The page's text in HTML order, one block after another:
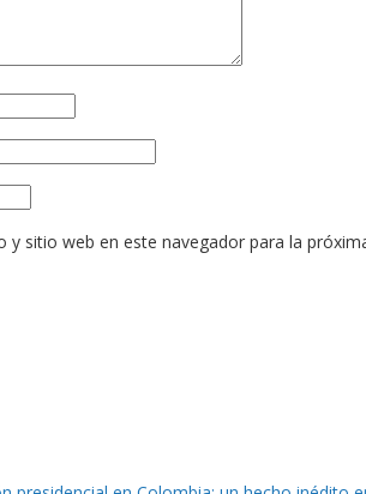
sitio web en este navegador para la